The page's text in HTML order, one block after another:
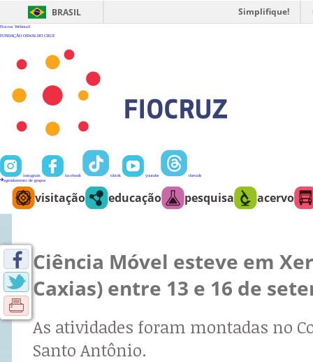
BRASIL Simplifique!
Fiocruz Webmail
FUNDAÇÃO OSWALDO CRUZ
instagram facebook tiktok youtube
threads
agendamento de grupos
visitação educação pesquisa acervo
Ciência Móvel esteve em
Caxias) entre 13 e 16 de
As atividades foram montadas no
Santo Antônio.